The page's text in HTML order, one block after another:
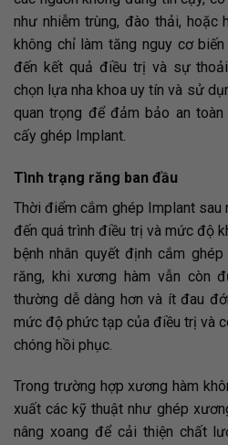
như nhiễm trùng, đào thải, hoặc
không chỉ làm tăng nguy cơ
đến kết quả điều trị và sự
chọn lựa nha khoa uy tín và sử
quan trọng để đảm bảo an
cấy ghép Implant.
Tình trạng răng ban đầu
Thời điểm cắm ghép Implant sau
đến quá trình điều trị và mức độ
bệnh nhân quyết định cắm
răng, khi xương hàm vẫn còn
thường dễ dàng hơn và ít đau
mức độ phức tạp của điều trị và
chóng hồi phục.
Trong trường hợp xương hàm
xuất các kỹ thuật như ghép
nâng xoang để cải thiện chất